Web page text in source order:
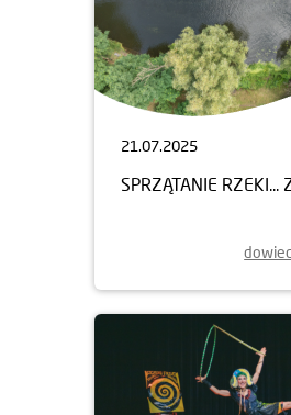
21.07.2025
SPRZĄTANIE RZEKI...